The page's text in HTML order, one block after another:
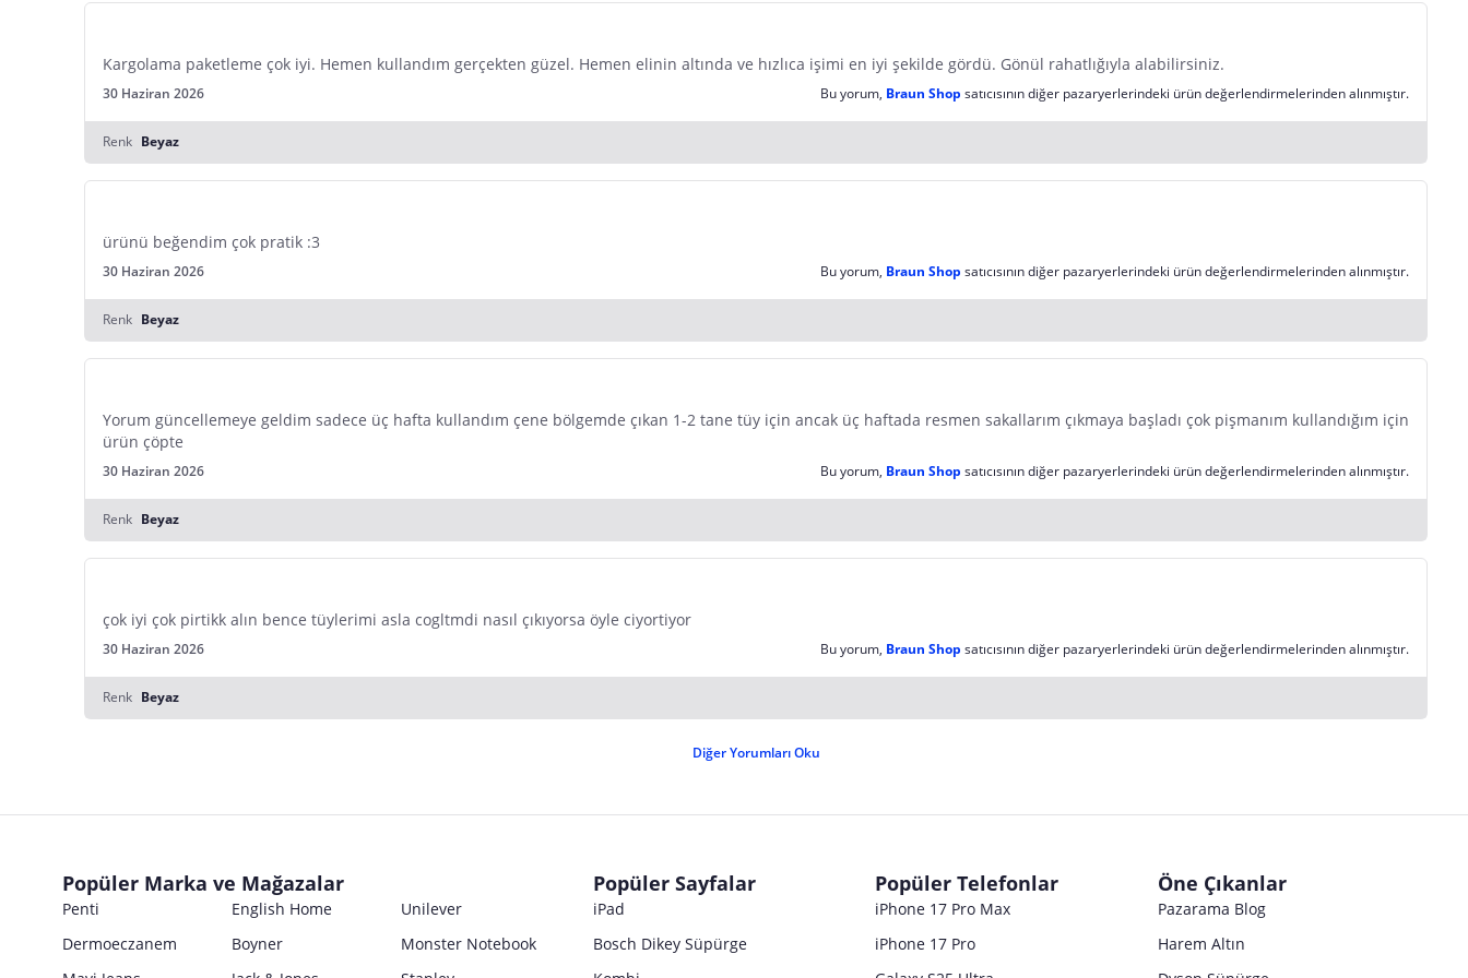
Kargolama paketleme çok iyi. Hemen kullandım gerçekten güzel. Hemen elinin altında ve hızlıca işimi en iyi şekilde gördü. Gönül rahatlığıyla alabilirsiniz.
30 Haziran 2026 Bu yorum, Braun Shop satıcısının diğer pazaryerlerindeki ürün değerlendirmelerinden alınmıştır.
Renk Beyaz
ürünü beğendim çok pratik :3
30 Haziran 2026 Bu yorum, Braun Shop satıcısının diğer pazaryerlerindeki ürün değerlendirmelerinden alınmıştır.
Renk Beyaz
Yorum güncellemeye geldim sadece üç hafta kullandım çene bölgemde çıkan 1-2 tane tüy için ancak üç haftada resmen sakallarım çıkmaya başladı çok pişmanım kullandığım için
ürün çöpte
30 Haziran 2026 Bu yorum, Braun Shop satıcısının diğer pazaryerlerindeki ürün değerlendirmelerinden alınmıştır.
Renk Beyaz
çok iyi çok pirtikk alın bence tüylerimi asla cogltmdi nasıl çıkıyorsa öyle ciyortiyor
30 Haziran 2026 Bu yorum, Braun Shop satıcısının diğer pazaryerlerindeki ürün değerlendirmelerinden alınmıştır.
Renk Beyaz
Diğer Yorumları Oku
Popüler Marka ve Mağazalar
Penti English Home
Unilever
Dermoeczanem
Boyner
Monster Notebook
Popüler Sayfalar
iPad
Bosch Dikey Süpürge
Popüler Telefonlar
iPhone 17 Pro Max
iPhone 17 Pro
Öne Çıkanlar
Pazarama Blog
Harem Altın